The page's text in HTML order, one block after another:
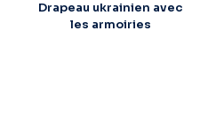
Drapeau ukrainien avec
les armoiries